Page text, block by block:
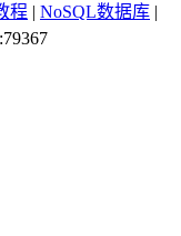
程 | NoSQL数据库 |